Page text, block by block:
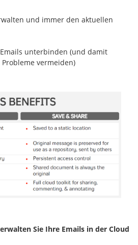
und immer den aktuellen
unterbinden (und damit
vermeiden)
Sie Ihre Emails in der Cloud